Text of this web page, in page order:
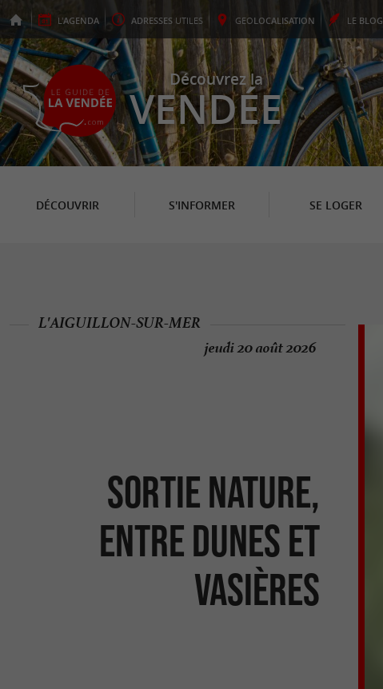
L'AGENDA ADRESSES UTILES GEOLOCALISATION LE BLOG
Découvrez la
VENDÉE
DÉCOUVRIR S'INFORMER SE LOGER
Sortie nature,
Entre dunes et
vasières
L'AIGUILLON-SUR-MER
jeudi 20 août 2026